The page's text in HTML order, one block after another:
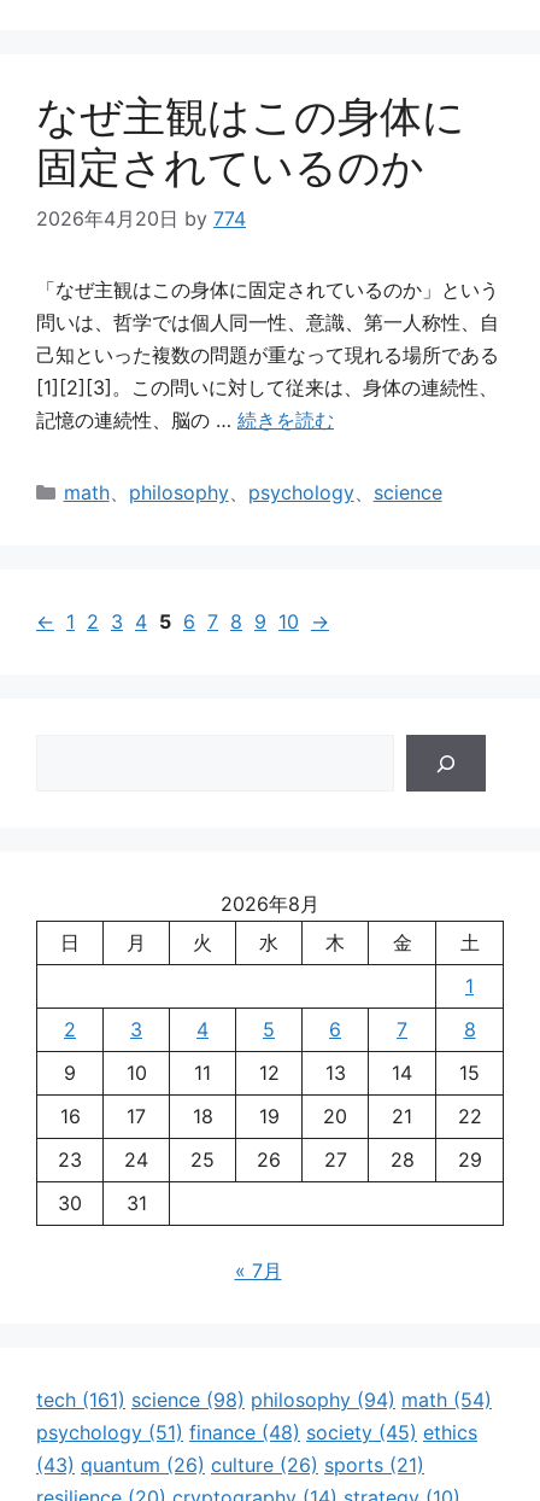
なぜ主観はこの身体に
固定されているのか
2026年4月20日 by 774
「なぜ主観はこの身体に固定されているのか」という
問いは、哲学では個人同一性、意識、第一人称性、自
己知といった複数の問題が重なって現れる場所である
[1][2][3]。この問いに対して従来は、身体の連続性、
記憶の連続性、脳の … 続きを読む
カ
math、 philosophy、 psychology、 science
← 1 2 3 4 5 6 7 8 9 10 →
2026年8月
日
月 火 水 木 金
土
1
2
3 4 5 6 7
8
9
10 11 12 13 14
15
16
17 18 19 20 21
22
23
24 25 26 27 28
29
30
31
« 7月
tech (161) science (98) philosophy (94) math (54)
psychology (51) finance (48) society (45) ethics
(43) quantum (26) culture (26) sports (21)